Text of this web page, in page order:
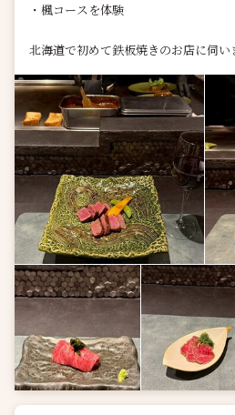
・楓コースを体験
北海道で初めて鉄板焼きのお店に伺い
▪️味について
→素人が作る料理に毛が生えた程度
・メインの肉や海老の火入れや温度
じられない、ま...